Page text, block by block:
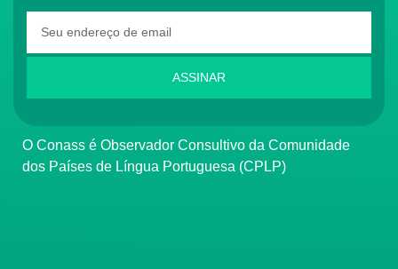
ASSINAR
O Conass é Observador Consultivo da Comunidade
dos Países de Língua Portuguesa (CPLP)